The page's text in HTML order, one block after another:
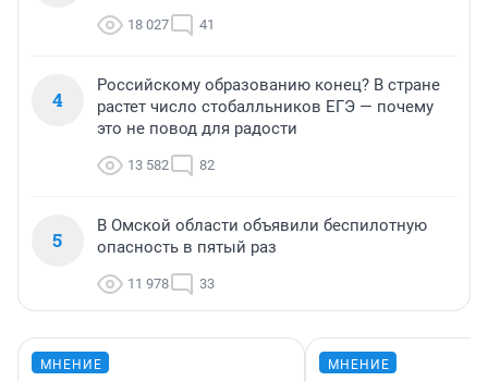
18 027 41
4
Российскому образованию конец? В стране
растет число стобалльников ЕГЭ — почему
это не повод для радости
13 582 82
5
В Омской области объявили беспилотную
опасность в пятый раз
11 978 33
МНЕНИЕ МНЕНИЕ